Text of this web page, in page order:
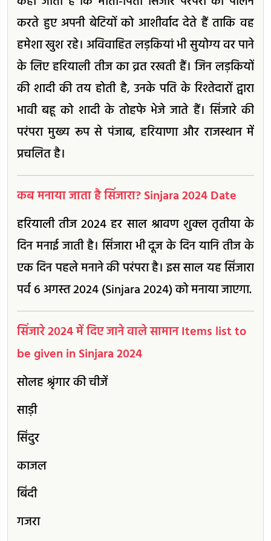
करते हुए अपनी बेटियों को आशीर्वाद देते हैं ताकि वह
हमेशा खुश रहे। अविवाहित लड़कियां भी सुयोग्य वर पाने
के लिए हरियाली तीज का व्रत रखती हैं। जिन लड़कियों
की शादी की तय होती है, उनके पति के रिश्तेदारों द्वारा
भावी बहू को शादी के तोहफे भेजे जाते हैं। सिंजारे की
परंपरा मुख्य रूप से पंजाब, हरियाणा और राजस्थान में
प्रचलित है।
कब मनाया जाता है सिंजारा? Sinjara 2024 Date
हरियाली तीज 2024 हर साल श्रावण शुक्ल तृतीया के
दिन मनाई जाती है। सिंजारा भी दूज के दिन यानि तीज के
एक दिन पहले मनाने की परंपरा है। इस साल यह सिंजारा
पर्व 6 अगस्त 2024 (Sinjara 2024) को मनाया जाएगा.
सिंजारे 2024 में दिए जाने वाले सामान Items list to
be given in Sinjara 2024
सोलह श्रृंगार की चीजें
साड़ी
सिंदुर
काजल
बिंदी
गजरा